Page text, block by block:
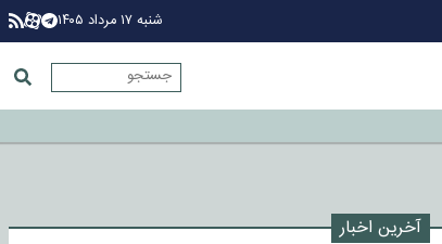
شنبه ۱۷ مرداد ۱۴۰۵
آخرین اخبار